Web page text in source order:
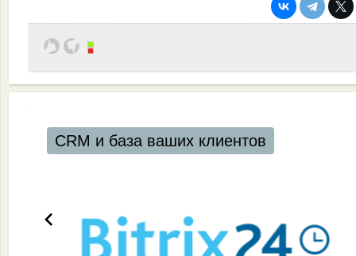
CRM и база ваших клиентов